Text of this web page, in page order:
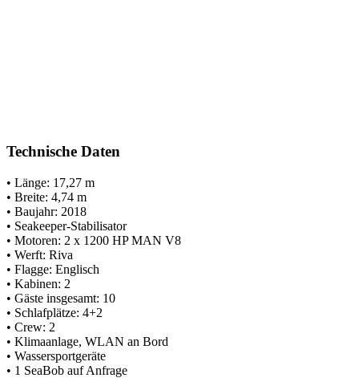
Technische Daten
• Länge: 17,27 m
• Breite: 4,74 m
• Baujahr: 2018
• Seakeeper-Stabilisator
• Motoren: 2 x 1200 HP MAN V8
• Werft: Riva
• Flagge: Englisch
• Kabinen: 2
• Gäste insgesamt: 10
• Schlafplätze: 4+2
• Crew: 2
• Klimaanlage, WLAN an Bord
• Wassersportgeräte
• 1 SeaBob auf Anfrage